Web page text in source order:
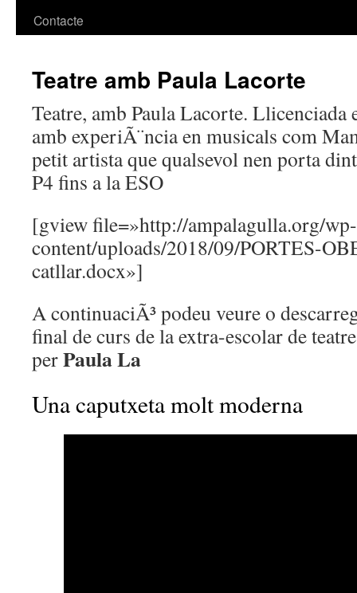
Contacte
Teatre amb Paula Lacorte
Teatre, amb Paula Lacorte.
amb experiÃ¨ncia en musicals com
petit artista que qualsevol nen porta
P4 fins a la ESO
[gview file=»http://ampalagulla.org/wp-
content/uploads/2018/09/PORTES-
catllar.docx»]
A continuaciÃ³ podeu veure o
final de curs de la extra-escolar de
perPaula La
Una caputxeta molt moderna